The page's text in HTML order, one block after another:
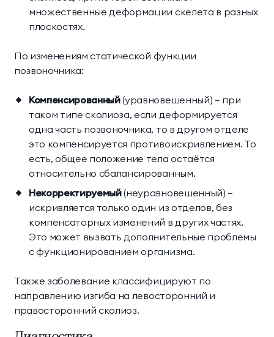
множественные деформации скелета в разных
плоскостях.
По изменениям статической функции
позвоночника:
Компенсированный(уравновешенный) — при
таком типе сколиоза, если деформируется
одна часть позвоночника, то в другом отделе
это компенсируется противоискривлением. То
есть, общее положение тела остаётся
относительно сбалансированным.
Некорректируемый(неуравновешенный) —
искривляется только один из отделов, без
компенсаторных изменений в других частях.
Это может вызвать дополнительные проблемы
с функционированием организма.
Также заболевание классифицируют по
направлению изгиба на левосторонний и
правосторонний сколиоз.